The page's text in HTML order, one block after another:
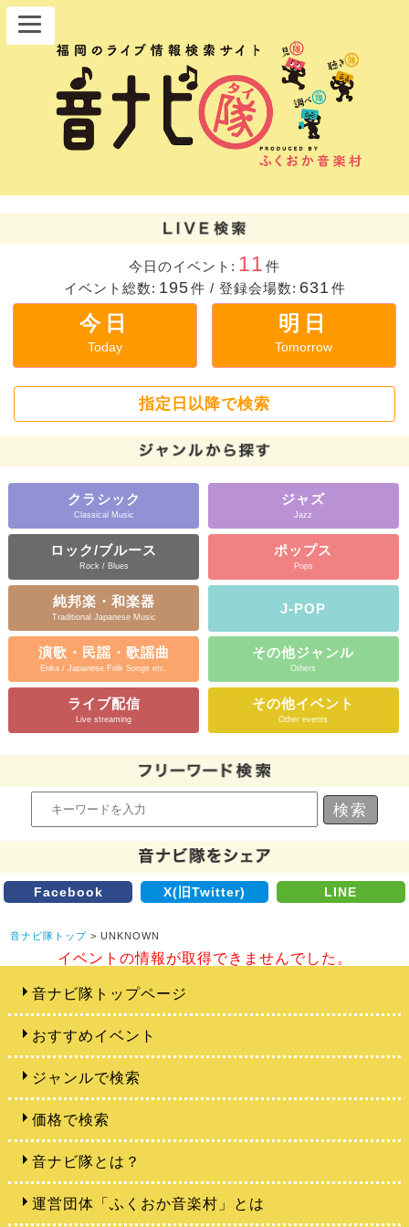
今日のイベント: 11 件
イベント総数: 195件 / 登録会場数: 631 件
今日
Today
明日
Tomorrow
指定日以降で検索
クラシック
Classical Music
ジャズ
Jazz
ロック/ブルース
Rock / Blues
ポップス
Pops
純邦楽・和楽器
Traditional Japanese Music
J-POP
演歌・民謡・歌謡曲
Enka / Japanese Folk Songs etc.
その他ジャンル
Others
ライブ配信
Live streaming
その他イベント
Other events
Facebook X(旧Twitter) LINE
音ナビ隊トップ > UNKNOWN
イベントの情報が取得できませんでした。
音ナビ隊トップページ
おすすめイベント
ジャンルで検索
価格で検索
音ナビ隊とは？
運営団体「ふくおか音楽村」とは